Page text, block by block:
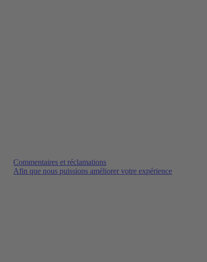
Commentaires et réclamations
Afin que nous puissions améliorer votre expérience